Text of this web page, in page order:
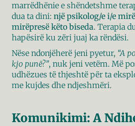
marrëdhënie e shëndetshme
dua ta dini: një psikolog/e i/e mirë
mirëpresë këto biseda. Terapia
hapësirë ku zëri juaj ka rëndësi.
Nëse ndonjëherë jeni pyetur, “A
kjo punë?”, nuk jeni vetëm. Më
udhëzues të thjeshtë për ta
me kujdes dhe ndjeshmëri.
Komunikimi: A